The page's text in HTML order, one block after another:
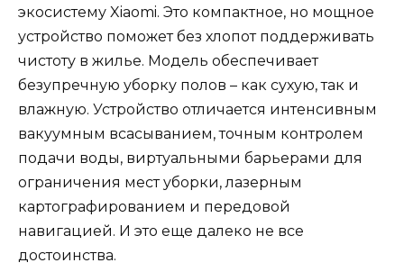
экосистему Xiaomi. Это компактное, но мощное
устройство поможет без хлопот поддерживать
чистоту в жилье. Модель обеспечивает
безупречную уборку полов – как сухую, так и
влажную. Устройство отличается интенсивным
вакуумным всасыванием, точным контролем
подачи воды, виртуальными барьерами для
ограничения мест уборки, лазерным
картографированием и передовой
навигацией. И это еще далеко не все
достоинства.